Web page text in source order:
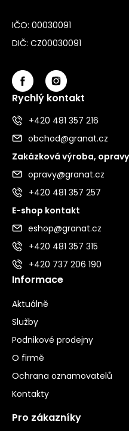
IČO: 00030091
DIČ: CZ00030091
Rychlý kontakt
+420 481 357 216
obchod@granat.cz
Zakázková výroba,
opravy@granat.cz
+420 481 357 257
E-shop kontakt
eshop@granat.cz
+420 481 357 315
+420 737 206 190
Informace
Aktuálně
Služby
Podnikové prodejny
O firmě
Ochrana oznamovatelů
Kontakty
Pro zákazníky